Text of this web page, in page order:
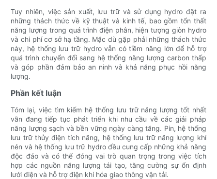
Tuy nhiên, việc sản xuất, lưu trữ và sử dụng hydro đặt ra
những thách thức về kỹ thuật và kinh tế, bao gồm tổn thất
năng lượng trong quá trình điện phân, hiện tượng giòn hydro
và chi phí cơ sở hạ tầng. Mặc dù gặp phải những thách thức
này, hệ thống lưu trữ hydro vẫn có tiềm năng lớn để hỗ trợ
quá trình chuyển đổi sang hệ thống năng lượng carbon thấp
và góp phần đảm bảo an ninh và khả năng phục hồi năng
lượng.
Phần kết luận
Tóm lại, việc tìm kiếm hệ thống lưu trữ năng lượng tốt nhất
vẫn đang tiếp tục phát triển khi nhu cầu về các giải pháp
năng lượng sạch và bền vững ngày càng tăng. Pin, hệ thống
lưu trữ thủy điện tích năng, hệ thống lưu trữ năng lượng khí
nén và hệ thống lưu trữ hydro đều cung cấp những khả năng
độc đáo và có thể đóng vai trò quan trọng trong việc tích
hợp các nguồn năng lượng tái tạo, tăng cường sự ổn định
lưới điện và hỗ trợ điện khí hóa giao thông vận tải.